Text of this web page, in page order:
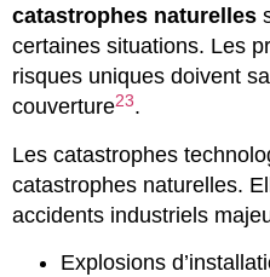
catastrophes naturelles
certaines situations. Les
risques uniques doivent
couverture23.
Les catastrophes
catastrophes naturelles.
accidents industriels
Explosions